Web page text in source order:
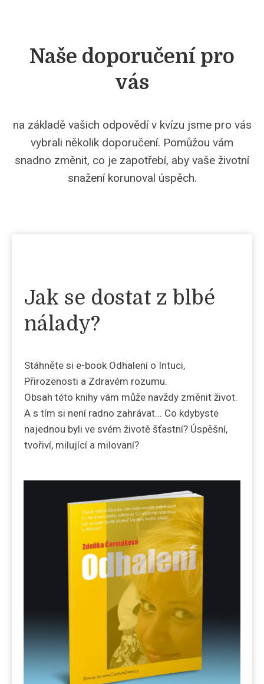
Naše doporučení pro
vás
na základě vašich odpovědí v kvízu jsme pro vás
vybrali několik doporučení. Pomůžou vám
snadno změnit, co je zapotřebí, aby vaše životní
snažení korunoval úspěch.
Jak se dostat z blbé
nálady?
Stáhněte si e-book Odhalení o Intuci,
Přirozenosti a Zdravém rozumu.
Obsah této knihy vám může navždy změnit život.
A s tím si není radno zahrávat... Co kdybyste
najednou byli ve svém životě šťastní? Úspěšní,
tvořiví, milující a milovaní?